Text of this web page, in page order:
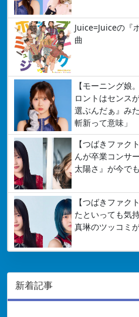
Juice=Juiceの『
曲
【モーニング娘
ロントはセンス
選ぶんだぁ』み
斬新って意味」
【つばきファク
んが卒業コンサ
太陽さ』が今で
【つばきファク
たといっても気
真琳のツッコミ
新着記事